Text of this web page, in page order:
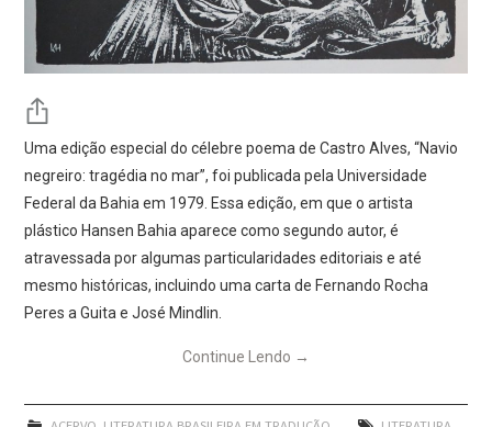
Uma edição especial do célebre poema de Castro Alves, “Navio
negreiro: tragédia no mar”, foi publicada pela Universidade
Federal da Bahia em 1979. Essa edição, em que o artista
plástico Hansen Bahia aparece como segundo autor, é
atravessada por algumas particularidades editoriais e até
mesmo históricas, incluindo uma carta de Fernando Rocha
Peres a Guita e José Mindlin.
Continue Lendo →